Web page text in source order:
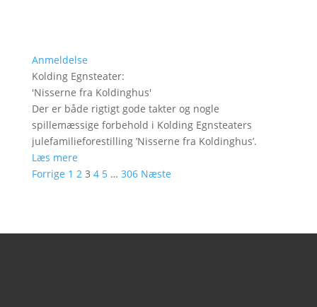
Anmeldelse
Kolding Egnsteater:
'Nisserne fra Koldinghus'
Der er både rigtigt gode takter og nogle
spillemæssige forbehold i Kolding Egnsteaters
julefamilieforestilling ’Nisserne fra Koldinghus’.
Læs mere
Forrige 1 2 3 4 5 … 306 Næste